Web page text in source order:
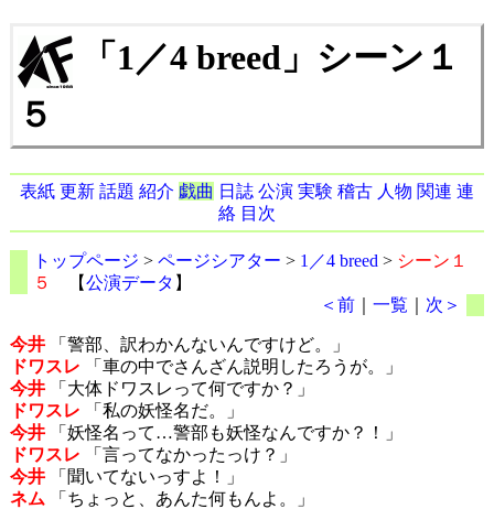
「1／4 breed」シーン１
５
表紙 更新 話題 紹介 戯曲 日誌 公演 実験 稽古 人物 関連 連
絡 目次
トップページ > ページシアター > 1／4 breed > シーン１
５
【公演データ 】
＜前 ｜一覧 次＞
今井「警部、訳わかんないんですけど。」
ドワスレ 「車の中でさんざん説明したろうが。」
今井「大体ドワスレって何ですか？」
ドワスレ 「私の妖怪名だ。」
今井「妖怪名って…警部も妖怪なんですか？！」
ドワスレ 「言ってなかったっけ？」
今井「聞いてないっすよ！」
ネム 「ちょっと、あんた何もんよ。」